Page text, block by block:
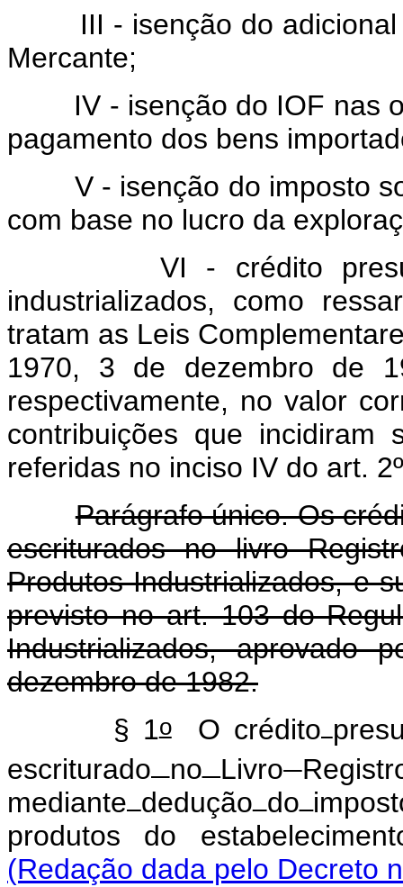
III - isenção do adicional
Mercante;
IV - isenção do IOF nas
pagamento dos bens
V - isenção do imposto
com base no lucro da
VI - crédito
industrializados, como
tratam as Leis
1970, 3 de dezembro de
respectivamente, no valor
contribuições que incidiram
referidas no inciso IV do art.
Parágrafo único. Os
escriturados no livro
Produtos Industrializados, e
previsto no art. 103 do
Industrializados, aprovado
dezembro de 1982.
§ 1oO crédito
escriturado no Livro
mediante dedução do
produtos do
(Redação dada pelo Decreto